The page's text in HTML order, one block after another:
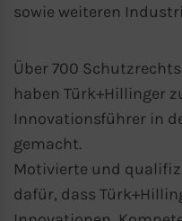
sowie weiteren
Über 700
haben Türk+Hillinger
Innovationsführer in
gemacht.
Motivierte und
dafür, dass